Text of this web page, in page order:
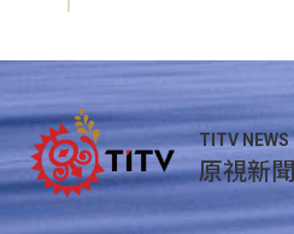
TITV NEWS
原視新